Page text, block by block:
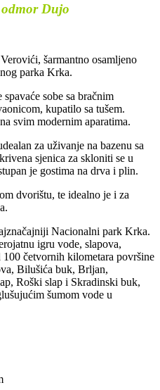
Dujo
šarmantno osamljeno
parka Krka.
sobe sa bračnim
kupatilo sa tušem.
svim modernim aparatima.
za uživanje na bazenu sa
sjenica za skloniti se u
je gostima na drva i plin.
dvorištu, te idealno je i za
Nacionalni park Krka.
igru vode, slapova,
100 četvornih kilometara površine
Bilušića buk, Brljan,
Roški slap i Skradinski buk,
šumom vode u